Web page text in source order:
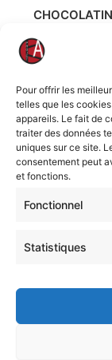
Pour offrir les
telles que les
appareils. Le fait de
traiter des données
uniques sur ce site.
consentement peut
et fonctions.
Fonctionnel
Statistiques
Un sondage
membres
libertine du
oui quoi, être
au sérieux ...
PAIN